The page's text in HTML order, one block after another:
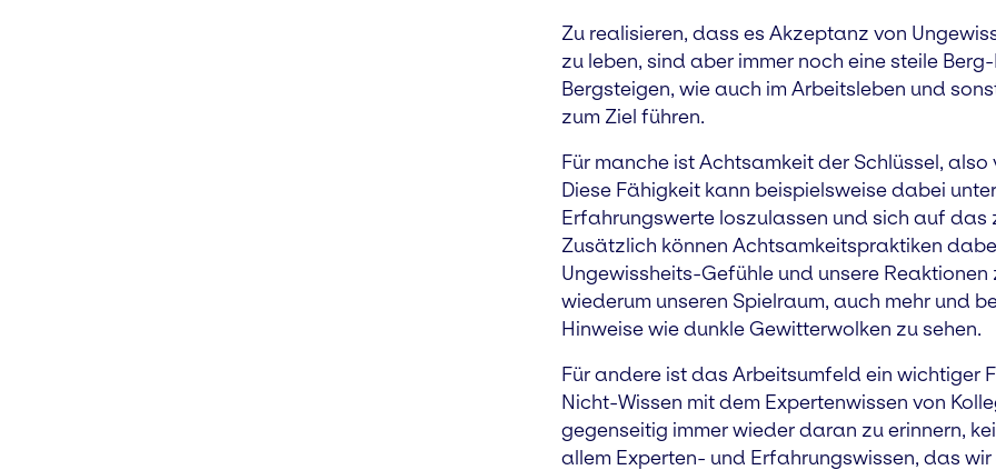
Zu realisieren, dass es Akzeptanz von
zu leben, sind aber immer noch eine steile
Bergsteigen, wie auch im Arbeitsleben und
zum Ziel führen.
Für manche ist Achtsamkeit der Schlüssel,
Diese Fähigkeit kann beispielsweise dabei
Erfahrungswerte loszulassen und sich auf
Zusätzlich können Achtsamkeitspraktiken
Ungewissheits-Gefühle und unsere
wiederum unseren Spielraum, auch mehr und
Hinweise wie dunkle Gewitterwolken zu sehen.
Für andere ist das Arbeitsumfeld ein wichtiger
Nicht-Wissen mit dem Expertenwissen von
gegenseitig immer wieder daran zu erinnern,
allem Experten- und Erfahrungswissen, das